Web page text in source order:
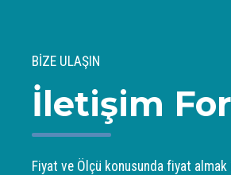
BİZE ULAŞIN
İletişim
Fiyat ve Ölçü konusunda fiyat